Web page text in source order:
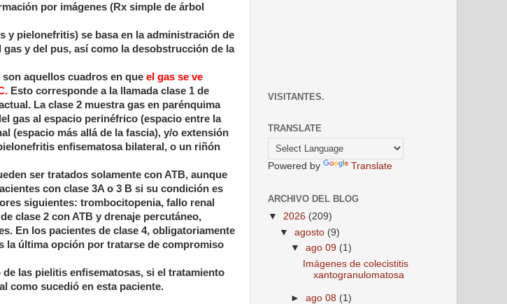
por imágenes (Rx simple de árbol
y pielonefritis) se basa en la administración de
y del pus, así como la desobstrucción de la
aquellos cuadros en que el gas se ve
Esto corresponde a la llamada clase 1 de
La clase 2 muestra gas en parénquima
gas al espacio perinéfrico (espacio entre la
(espacio más allá de la fascia), y/o extensión
enfisematosa bilateral, o un riñón
ser tratados solamente con ATB, aunque
con clase 3A o 3 B si su condición es
siguientes: trombocitopenia, fallo renal
clase 2 con ATB y drenaje percutáneo,
En los pacientes de clase 4, obligatoriamente
la última opción por tratarse de compromiso
las pielitis enfisematosas, si el tratamiento
como sucedió en esta paciente.
VISITANTES.
TRANSLATE
Powered by Translate
ARCHIVO DEL BLOG
▼ 2026 (209)
▼agosto (9)
▼ago 09 (1)
Imágenes de colecistitis
xantogranulomatosa
►ago 08 (1)